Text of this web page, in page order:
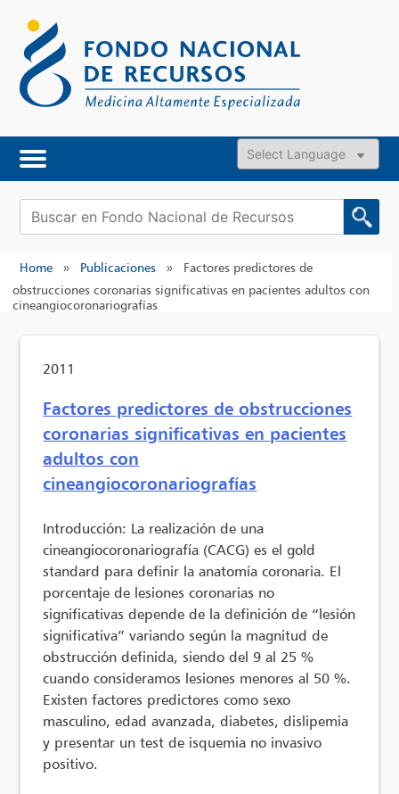
content
Powered by
Buscar:
Home » Publicaciones »
Factores predictores de
obstrucciones coronarias significativas en pacientes adultos con
cineangiocoronariografías
2011
Factores predictores de obstrucciones
coronarias significativas en pacientes
adultos con
cineangiocoronariografías
Introducción: La realización de una
cineangiocoronariografía (CACG) es el gold
standard para definir la anatomía coronaria. El
porcentaje de lesiones coronarias no
significativas depende de la definición de “lesión
significativa” variando según la magnitud de
obstrucción definida, siendo del 9 al 25 %
cuando consideramos lesiones menores al 50 %.
Existen factores predictores como sexo
masculino, edad avanzada, diabetes, dislipemia
y presentar un test de isquemia no invasivo
positivo.